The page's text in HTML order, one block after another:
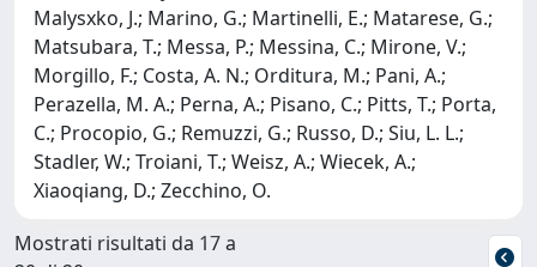
Malysxko, J.; Marino, G.; Martinelli, E.; Matarese, G.;
Matsubara, T.; Messa, P.; Messina, C.; Mirone, V.;
Morgillo, F.; Costa, A. N.; Orditura, M.; Pani, A.;
Perazella, M. A.; Perna, A.; Pisano, C.; Pitts, T.; Porta,
C.; Procopio, G.; Remuzzi, G.; Russo, D.; Siu, L. L.;
Stadler, W.; Troiani, T.; Weisz, A.; Wiecek, A.;
Xiaoqiang, D.; Zecchino, O.
Mostrati risultati da 17 a